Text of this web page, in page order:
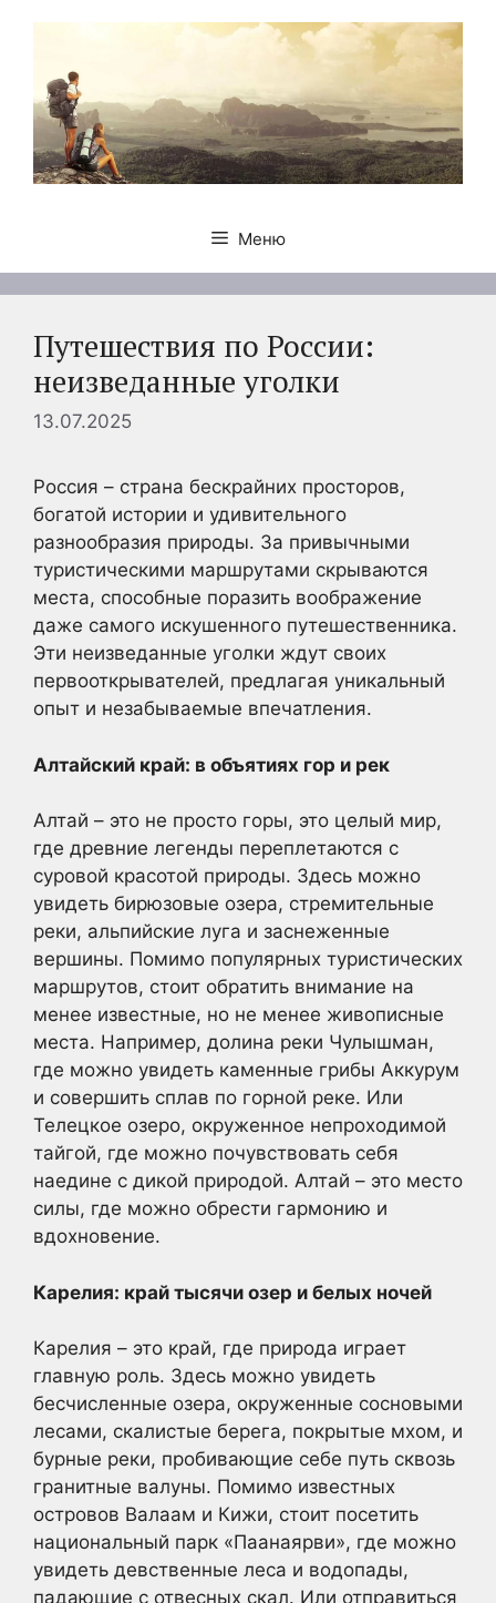
содержимому
Меню
Путешествия по России:
неизведанные уголки
13.07.2025
Россия – страна бескрайних просторов,
богатой истории и удивительного
разнообразия природы. За привычными
туристическими маршрутами скрываются
места, способные поразить воображение
даже самого искушенного путешественника.
Эти неизведанные уголки ждут своих
первооткрывателей, предлагая уникальный
опыт и незабываемые впечатления.
Алтайский край: в объятиях гор и рек
Алтай – это не просто горы, это целый мир,
где древние легенды переплетаются с
суровой красотой природы. Здесь можно
увидеть бирюзовые озера, стремительные
реки, альпийские луга и заснеженные
вершины. Помимо популярных туристических
маршрутов, стоит обратить внимание на
менее известные, но не менее живописные
места. Например, долина реки Чулышман,
где можно увидеть каменные грибы Аккурум
и совершить сплав по горной реке. Или
Телецкое озеро, окруженное непроходимой
тайгой, где можно почувствовать себя
наедине с дикой природой. Алтай – это место
силы, где можно обрести гармонию и
вдохновение.
Карелия: край тысячи озер и белых ночей
Карелия – это край, где природа играет
главную роль. Здесь можно увидеть
бесчисленные озера, окруженные сосновыми
лесами, скалистые берега, покрытые мхом, и
бурные реки, пробивающие себе путь сквозь
гранитные валуны. Помимо известных
островов Валаам и Кижи, стоит посетить
национальный парк «Паанаярви», где можно
увидеть девственные леса и водопады,
падающие с отвесных скал. Или отправиться